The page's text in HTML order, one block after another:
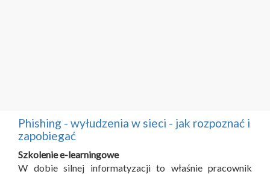
Phishing - wyłudzenia w sieci - jak rozpoznać i
zapobiegać
Szkolenie e-learningowe
W dobie silnej informatyzacji to właśnie pracownik